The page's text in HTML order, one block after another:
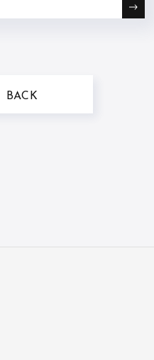
BACK